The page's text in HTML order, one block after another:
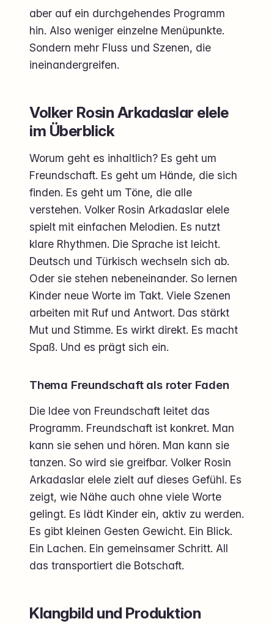
aber auf ein durchgehendes Programm
hin. Also weniger einzelne Menüpunkte.
Sondern mehr Fluss und Szenen, die
ineinandergreifen.
Volker Rosin Arkadaslar elele
im Überblick
Worum geht es inhaltlich? Es geht um
Freundschaft. Es geht um Hände, die sich
finden. Es geht um Töne, die alle
verstehen. Volker Rosin Arkadaslar elele
spielt mit einfachen Melodien. Es nutzt
klare Rhythmen. Die Sprache ist leicht.
Deutsch und Türkisch wechseln sich ab.
Oder sie stehen nebeneinander. So lernen
Kinder neue Worte im Takt. Viele Szenen
arbeiten mit Ruf und Antwort. Das stärkt
Mut und Stimme. Es wirkt direkt. Es macht
Spaß. Und es prägt sich ein.
Thema Freundschaft als roter Faden
Die Idee von Freundschaft leitet das
Programm. Freundschaft ist konkret. Man
kann sie sehen und hören. Man kann sie
tanzen. So wird sie greifbar. Volker Rosin
Arkadaslar elele zielt auf dieses Gefühl. Es
zeigt, wie Nähe auch ohne viele Worte
gelingt. Es lädt Kinder ein, aktiv zu werden.
Es gibt kleinen Gesten Gewicht. Ein Blick.
Ein Lachen. Ein gemeinsamer Schritt. All
das transportiert die Botschaft.
Klangbild und Produktion